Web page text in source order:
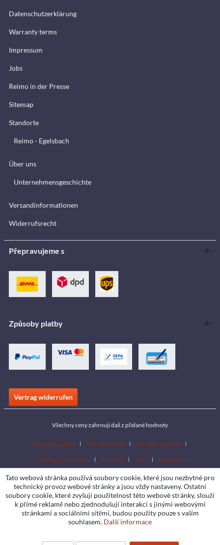
Datenschutzerklärung
Warranty terms
Impressum
Jobs
Reimo in der Presse
Sitemap
Standorte
Reimo - Egelsbach
Über uns
Unternehmensgeschichte
Versandinformationen
Widerrufsrecht
Přepravujeme s
Způsoby platby
Vertrag widerrufen
Všechny ceny zahrnují daň z přidané hodnoty
Download area Händlersuche
Händler werden
Katalogy ke stažení
Kontakt Jobs Standorte
Tato webová stránka používá soubory cookie, které jsou nezbytné pro
technický provoz webové stránky a jsou vždy nastaveny. Ostatní
soubory cookie, které zvyšují použitelnost této webové stránky, slouží
k přímé reklamě nebo zjednodušují interakci s jinými webovými
stránkami a sociálními sítěmi, budou použity pouze s vaším
souhlasem. Další informace